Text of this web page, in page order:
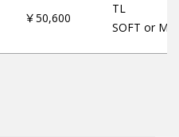
￥50,600
TL
SOFT or